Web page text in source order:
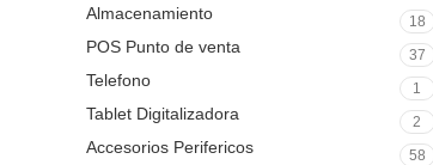
Almacenamiento 18
POS Punto de venta 37
Telefono 1
Tablet Digitalizadora 2
Accesorios Perifericos 58